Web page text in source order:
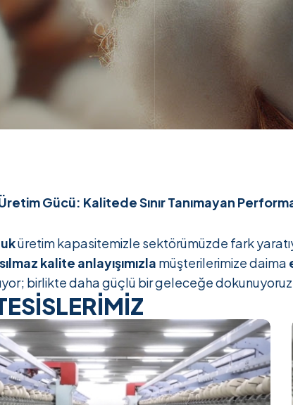
Gücü: Kalitede Sınır Tanımayan
üretim kapasitemizle sektörümüzde fark
kalite anlayışımızla müşterilerimize daima
birlikte daha güçlü bir geleceğe